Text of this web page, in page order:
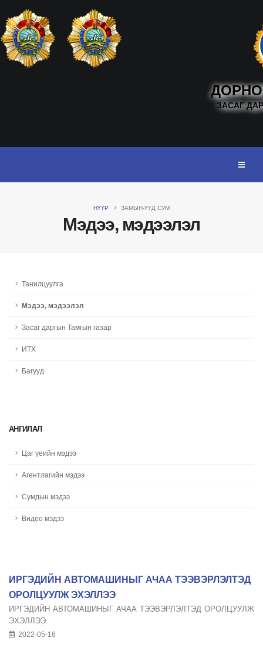
ЗАСАГ
Мэдээ, мэдээлэл
НҮҮР ЗАМЫН-ҮҮД СУМ
Танилцуулга
Мэдээ, мэдээлэл
Засаг даргын Тамгын газар
ИТХ
Багууд
АНГИЛАЛ
Цаг үеийн мэдээ
Агентлагийн мэдээ
Сумдын мэдээ
Видео мэдээ
ИРГЭДИЙН АВТОМАШИНЫГ АЧАА ТЭЭВЭРЛЭЛТЭД
ОРОЛЦУУЛЖ ЭХЭЛЛЭЭ
ИРГЭДИЙН АВТОМАШИНЫГ АЧАА ТЭЭВЭРЛЭЛТЭД ОРОЛЦУУЛЖ
ЭХЭЛЛЭЭ
2022-05-16